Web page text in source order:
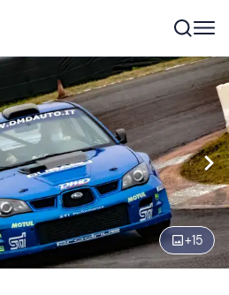
+15
Regala
Modifica
Modifica